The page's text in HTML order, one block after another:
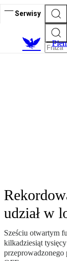
Serwisy
P
udział w
Sześciu otwartym
kilkadziesiąt
przeprowadzonego